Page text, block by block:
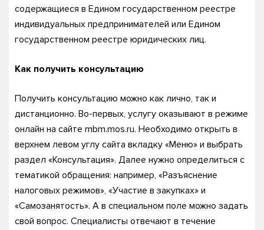
содержащиеся в Едином государственном реестре
индивидуальных предпринимателей или Едином
государственном реестре юридических лиц.
Как получить консультацию
Получить консультацию можно как лично, так и
дистанционно. Во-первых, услугу оказывают в режиме
онлайн на сайте mbm.mos.ru. Необходимо открыть в
верхнем левом углу сайта вкладку «Меню» и выбрать
раздел «Консультация». Далее нужно определиться с
тематикой обращения: например, «Разъяснение
налоговых режимов», «Участие в закупках» и
«Самозанятость». А в специальном поле можно задать
свой вопрос. Специалисты отвечают в течение